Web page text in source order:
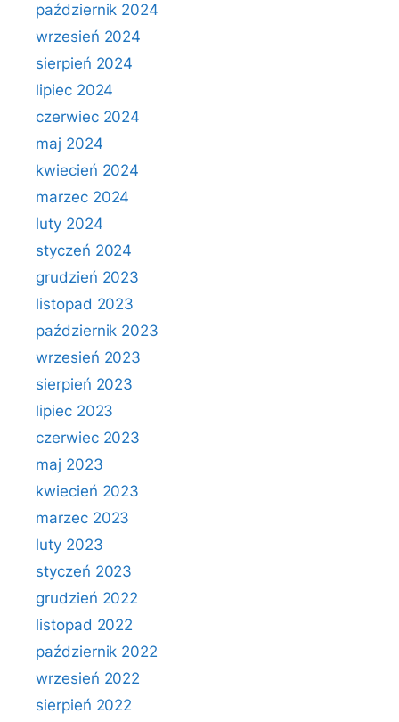
październik 2024
wrzesień 2024
sierpień 2024
lipiec 2024
czerwiec 2024
maj 2024
kwiecień 2024
marzec 2024
luty 2024
styczeń 2024
grudzień 2023
listopad 2023
październik 2023
wrzesień 2023
sierpień 2023
lipiec 2023
czerwiec 2023
maj 2023
kwiecień 2023
marzec 2023
luty 2023
styczeń 2023
grudzień 2022
listopad 2022
październik 2022
wrzesień 2022
sierpień 2022